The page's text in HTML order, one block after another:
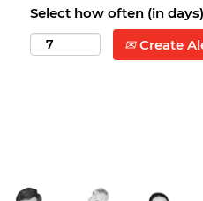
Select how often (in
Create